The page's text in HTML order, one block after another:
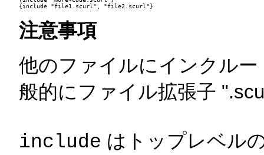
注意事項
他のファイルにインクル
般的にファイル拡張子
include はトップレベル